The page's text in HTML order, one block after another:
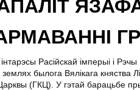
Расійскай імперыі і
былога Вялікага княства
(ГКЦ). У гэтай барацьбе